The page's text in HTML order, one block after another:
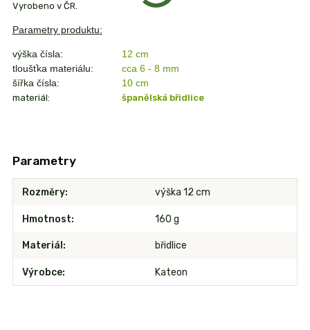
Vyrobeno v ČR.
Parametry produktu:
výška čísla:
12 cm
tloušťka materiálu:
cca 6 - 8 mm
šířka čísla:
10 cm
materiál: španělská břidlice
Parametry
Rozměry výška 12 cm
Hmotnost 160 g
Materiál břidlice
Výrobce Kateon